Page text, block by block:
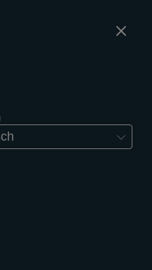
in de
het Verdrag
4.11.1988
281-290;